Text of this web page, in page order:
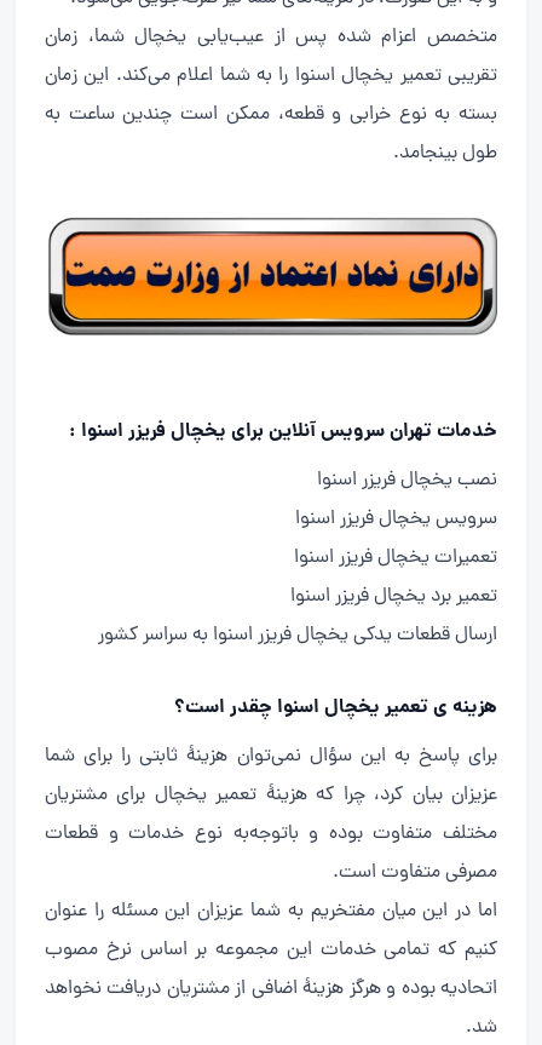
متخصص اعزام شده پس از عیب‌یابی یخچال شما، زمان
تقریبی تعمیر یخچال اسنوا را به شما اعلام می‌کند. این زمان
بسته به نوع خرابی و قطعه، ممکن است چندین ساعت به
طول بینجامد.
خدمات تهران سرویس آنلاین برای یخچال فریزر اسنوا :
نصب یخچال فریزر اسنوا
سرویس یخچال فریزر اسنوا
تعمیرات یخچال فریزر اسنوا
تعمیر برد یخچال فریزر اسنوا
ارسال قطعات یدکی یخچال فریزر اسنوا به سراسر کشور
هزینه ی تعمیر یخچال اسنوا چقدر است؟
برای پاسخ به این سؤال نمی‌توان هزینهٔ ثابتی را برای شما
عزیزان بیان کرد، چرا که هزینهٔ تعمیر یخچال برای مشتریان
مختلف متفاوت بوده و باتوجه‌به نوع خدمات و قطعات
مصرفی متفاوت است.
اما در این میان مفتخریم به شما عزیزان این مسئله را عنوان
کنیم که تمامی خدمات این مجموعه بر اساس نرخ مصوب
اتحادیه بوده و هرگز هزینهٔ اضافی از مشتریان دریافت نخواهد
شد.